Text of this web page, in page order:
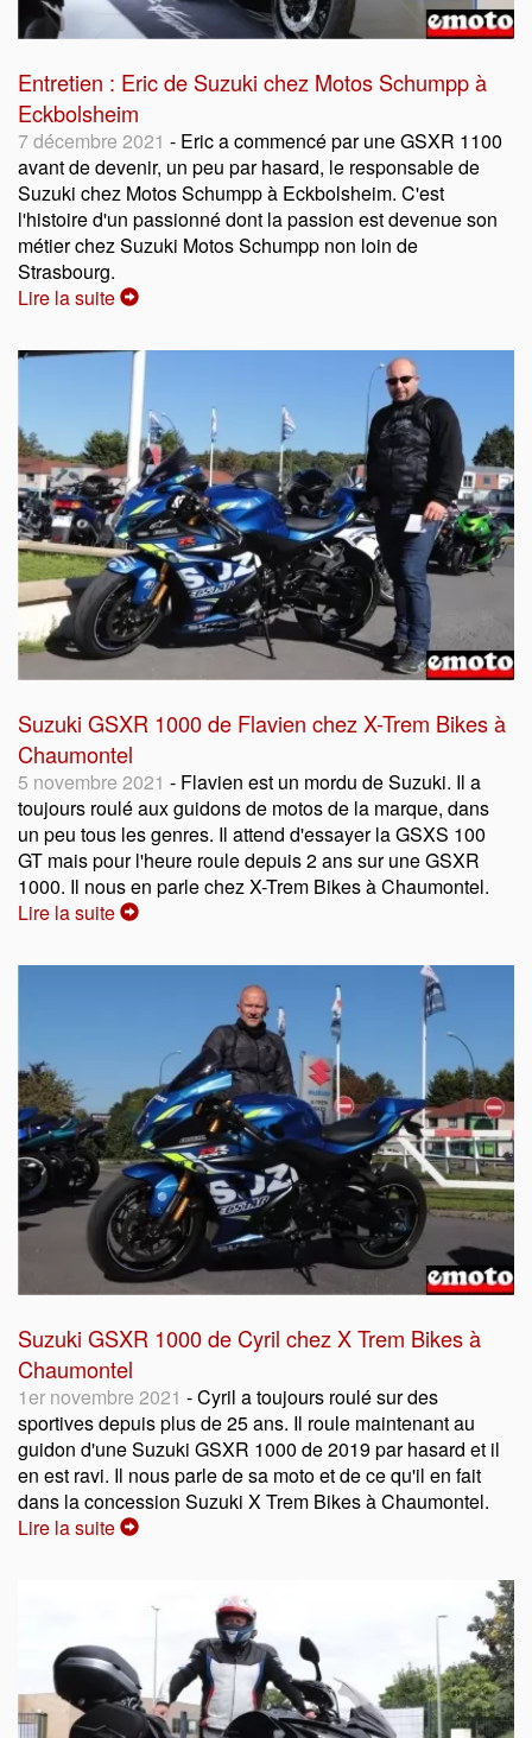
Entretien : Eric de Suzuki chez Motos Schumpp à
Eckbolsheim
7 décembre 2021 - Eric a commencé par une GSXR 1100
avant de devenir, un peu par hasard, le responsable de
Suzuki chez Motos Schumpp à Eckbolsheim. C'est
l'histoire d'un passionné dont la passion est devenue son
métier chez Suzuki Motos Schumpp non loin de
Strasbourg.
Lire la suite
Suzuki GSXR 1000 de Flavien chez X-Trem Bikes à
Chaumontel
5 novembre 2021 - Flavien est un mordu de Suzuki. Il a
toujours roulé aux guidons de motos de la marque, dans
un peu tous les genres. Il attend d'essayer la GSXS 100
GT mais pour l'heure roule depuis 2 ans sur une GSXR
1000. Il nous en parle chez X-Trem Bikes à Chaumontel.
Lire la suite
Suzuki GSXR 1000 de Cyril chez X Trem Bikes à
Chaumontel
1er novembre 2021 - Cyril a toujours roulé sur des
sportives depuis plus de 25 ans. Il roule maintenant au
guidon d'une Suzuki GSXR 1000 de 2019 par hasard et il
en est ravi. Il nous parle de sa moto et de ce qu'il en fait
dans la concession Suzuki X Trem Bikes à Chaumontel.
Lire la suite